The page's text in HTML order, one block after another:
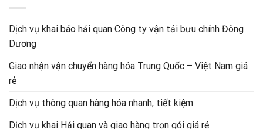
Dịch vụ khai báo hải quan Công ty vận tải bưu chính Đông
Dương
Giao nhận vận chuyển hàng hóa Trung Quốc – Việt Nam giá
rẻ
Dịch vụ thông quan hàng hóa nhanh, tiết kiệm
Dịch vụ khai Hải quan và giao hàng trọn gói giá rẻ